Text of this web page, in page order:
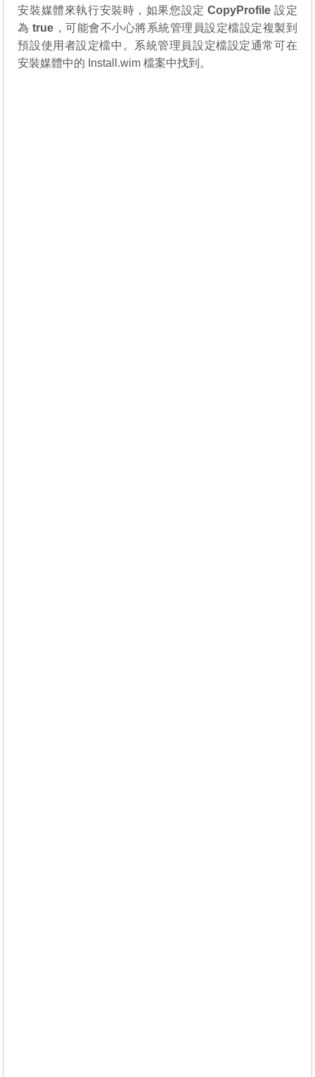
安裝媒體來執行安裝時，如果您設定CopyProfile 設定
為true ，可能會不小心將系統管理員設定檔設定複製到
預設使用者設定檔中。系統管理員設定檔設定通常可在
安裝媒體中的 Install.wim 檔案中找到。